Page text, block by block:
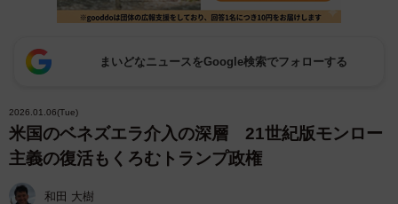
まいどなニュースをGoogle検索でフォローする
2026.01.06(Tue)
米国のベネズエラ介入の深層 21世紀版モンロー
主義の復活もくろむトランプ政権
和田 大樹